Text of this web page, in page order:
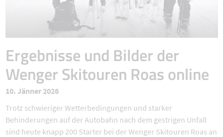
Ergebnisse und Bilder der
Wenger Skitouren Roas online
10. Jänner 2026
Trotz schwieriger Wetterbedingungen und starker
Behinderungen auf der Autobahn nach dem gestrigen Unfall
sind heute knapp 200 Starter bei der Wenger Skitouren Roas an